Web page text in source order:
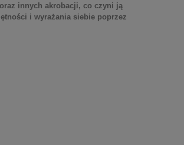
innych akrobacji, co czyni ją
i wyrażania siebie poprzez